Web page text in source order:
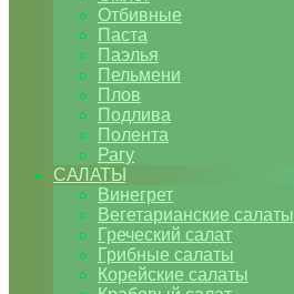
Отбивные
Паста
Паэлья
Пельмени
Плов
Подлива
Полента
Рагу
САЛАТЫ
Винегрет
Вегетарианские салаты
Греческий салат
Грибные салаты
Корейские салаты